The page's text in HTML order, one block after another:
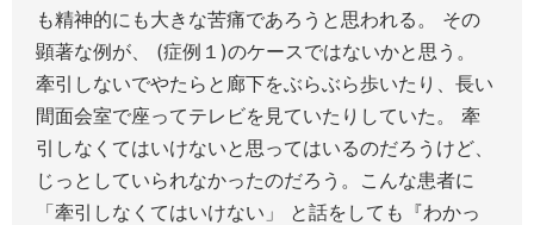
も精神的にも大きな苦痛であろうと思われる。 その
顕著な例が、 (症例１)のケースではないかと思う。
牽引しないでやたらと廊下をぶらぶら歩いたり、長い
間面会室で座ってテレビを見ていたりしていた。 牽
引しなくてはいけないと思ってはいるのだろうけど、
じっとしていられなかったのだろう。こんな患者に
「牽引しなくてはいけない」 と話をしても『わかっ